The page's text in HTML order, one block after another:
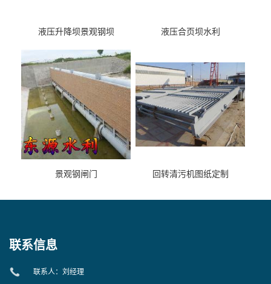
液压升降坝景观钢坝 液压合页坝水利
景观钢闸门 回转清污机图纸定制
联系信息
联系人：刘经理